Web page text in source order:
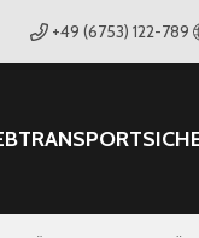
+49 (6753) 122-789
TRANSPORT